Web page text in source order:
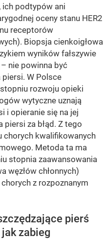
ich podtypów ani
oceny stanu HER2
receptorów
Biopsja cienkoigłowa
wyników fałszywie
nie powinna być
W Polsce
rozwoju opieki
wytyczne uznają
i opieranie się na jej
piersi za błąd. Z tego
chorych kwalifikowanych
Metoda ta ma
stopnia zaawansowania
węzłów chłonnych)
z rozpoznanym
pierś
zabieg